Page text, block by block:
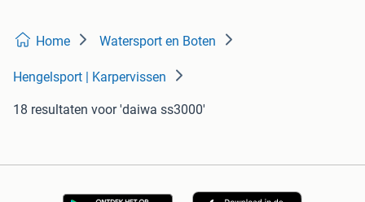
Home Watersport en Boten
Hengelsport | Karpervissen
18 resultaten voor 'daiwa ss3000'